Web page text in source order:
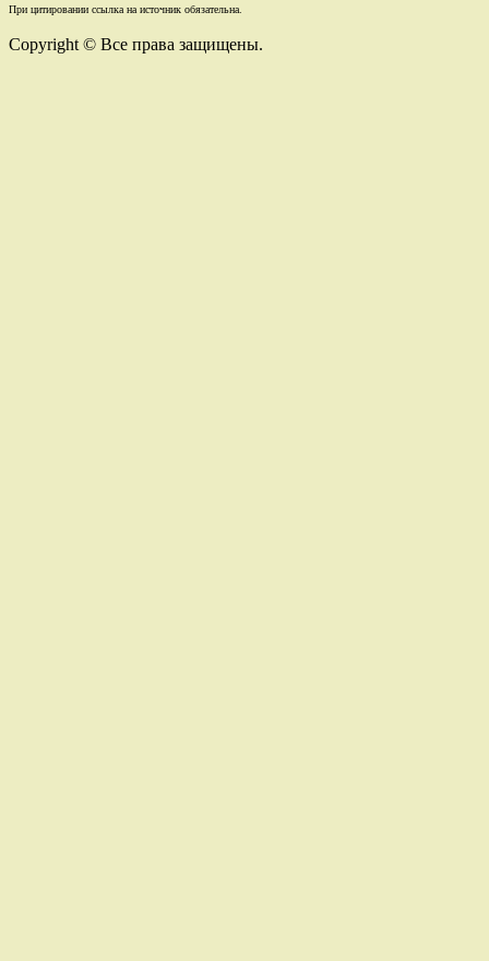
При цитировании ссылка на источник обязательна.
Copyright © Все права защищены.